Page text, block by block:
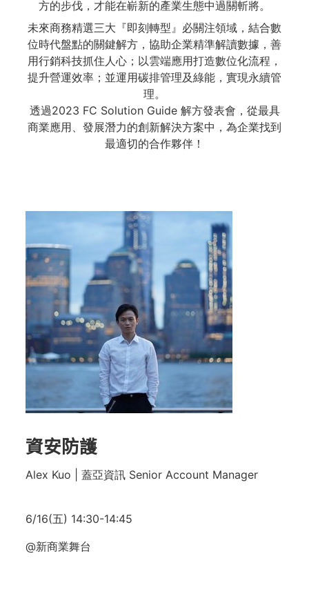
方的步伐，才能在嶄新的產業生態中過關斬將。
未來商務精選三大『即刻轉型』必關注領域，結合數
位時代盤點的關鍵解方，協助企業精準解讀數據，善
用行銷科技抓住人心；以雲端應用打造數位化流程，
提升營運效率；並運用碳排管理及綠能，實現永續管
理。
透過2023 FC Solution Guide 解方發表會，從最具
商業應用、發展潛力的創新解決方案中，為企業找到
最適切的合作夥伴！
資安防護
Alex Kuo | 蓋亞資訊 Senior Account Manager
6/16(五) 14:30-14:45
@新商業舞台